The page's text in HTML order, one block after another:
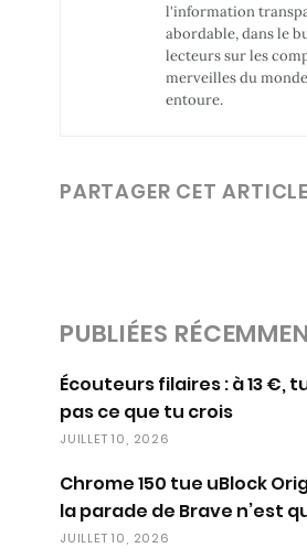
l'information
abordable, dans le
lecteurs sur les
merveilles du
entoure.
PARTAGER CET ARTICLE
PUBLIÉES
Écouteurs filaires : à 13 €,
pas ce que tu crois
JUILLET 10, 2026
Chrome 150 tue uBlock
la parade de Brave n’est
JUILLET 10, 2026